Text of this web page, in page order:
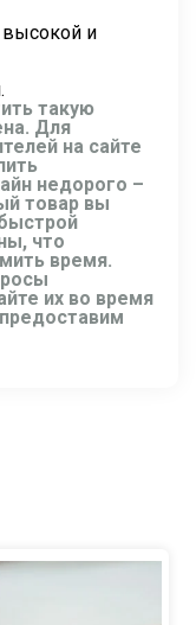
и
такую
Для
на сайте
недорого –
товар вы
что
время.
их во время